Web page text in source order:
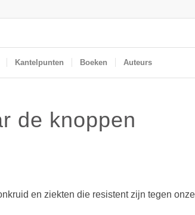
Kantelpunten Boeken Auteurs
de knoppen
en ziekten die resistent zijn tegen